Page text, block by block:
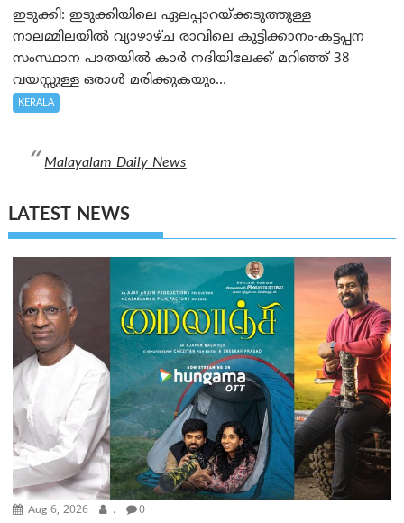
ഇടുക്കി: ഇടുക്കിയിലെ ഏലപ്പാറയ്ക്കടുത്തുള്ള
നാലമ്മിലയിൽ വ്യാഴാഴ്ച രാവിലെ കുട്ടിക്കാനം-കട്ടപ്പന
സംസ്ഥാന പാതയിൽ കാർ നദിയിലേക്ക് മറിഞ്ഞ് 38
വയസ്സുള്ള ഒരാൾ മരിക്കുകയും...
KERALA
Malayalam Daily News
LATEST NEWS
Aug 6, 2026 . 0